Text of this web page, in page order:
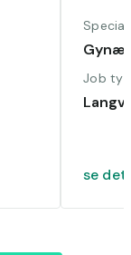
Job
se